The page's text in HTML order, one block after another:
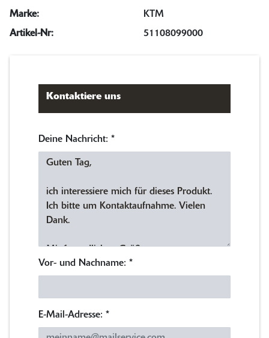
Marke:
KTM
Artikel-Nr:
51108099000
Kontaktiere uns
Deine Nachricht: *
Vor- und Nachname: *
E-Mail-Adresse: *